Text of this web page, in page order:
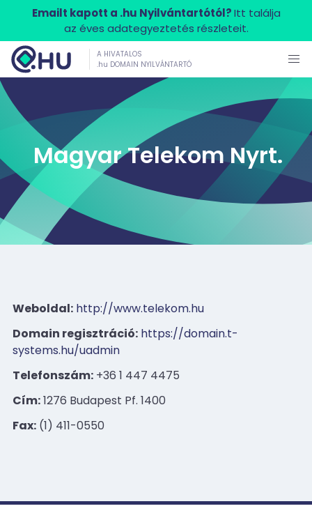
Emailt kapott a .hu Nyilvántartótól?Itt találja
az éves adategyeztetés részleteit.
A HIVATALOS
.hu DOMAIN NYILVÁNTARTÓ
Magyar Telekom Nyrt.
Weboldal: http://www.telekom.hu
Domain regisztráció: https://domain.t-
systems.hu/uadmin
Telefonszám: +36 1 447 4475
Cím:1276 Budapest Pf. 1400
Fax: (1) 411-0550